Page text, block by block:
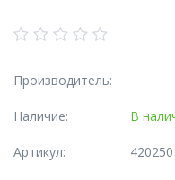
Производитель:
Наличие: В
Артикул: 420250